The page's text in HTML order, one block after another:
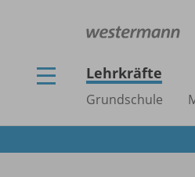
Lehrkräfte
Grundschule